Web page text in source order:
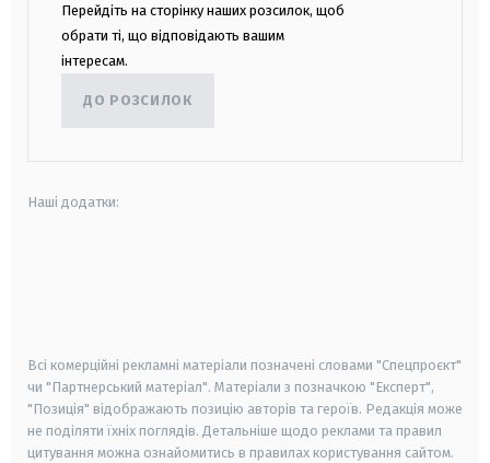
Перейдіть на сторінку наших розсилок, щоб
обрати ті, що відповідають вашим
інтересам.
ДО РОЗСИЛОК
Наші додатки:
Всі комерційні рекламні матеріали позначені словами "Спецпроєкт"
чи "Партнерський матеріал". Матеріали з позначкою "Експерт",
"Позиція" відображають позицію авторів та героїв. Редакція може
не поділяти їхніх поглядів. Детальніше щодо реклами та правил
цитування можна ознайомитись в правилах користування сайтом.